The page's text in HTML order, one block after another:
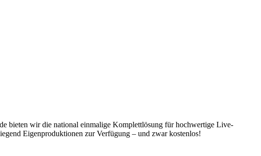
bieten wir die national einmalige Komplettlösung für hochwertige Live-
Eigenproduktionen zur Verfügung – und zwar kostenlos!